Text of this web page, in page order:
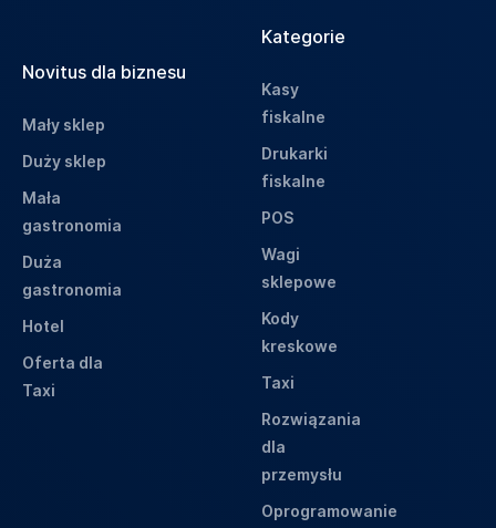
Novitus dla biznesu
Mały sklep
Duży sklep
Mała
gastronomia
Duża
gastronomia
Hotel
Oferta dla
Taxi
Kategorie
Kasy
fiskalne
Drukarki
fiskalne
POS
Wagi
sklepowe
Kody
kreskowe
Taxi
Rozwiązania
dla
przemysłu
Oprogramowanie